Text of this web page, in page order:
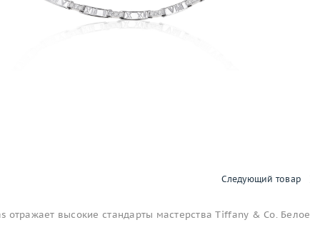
Следующий товар
отражает высокие стандарты мастерства Tiffany & Co. Белое